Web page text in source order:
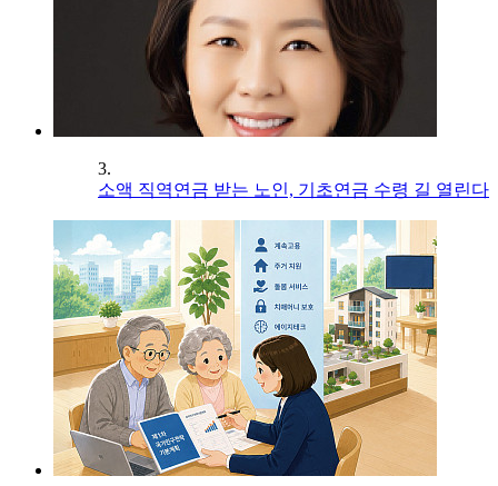
3.
소액 직역연금 받는 노인, 기초연금 수령 길 열린다